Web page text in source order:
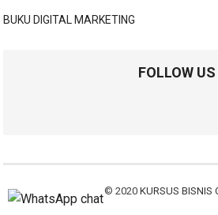
BUKU DIGITAL MARKETING
FOLLOW US
© 2020 KURSUS BISNIS